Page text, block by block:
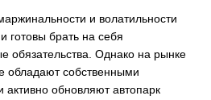
и волатильности
готовы брать на себя
обязательства. Однако на рынке
обладают собственными
обновляют автопарк